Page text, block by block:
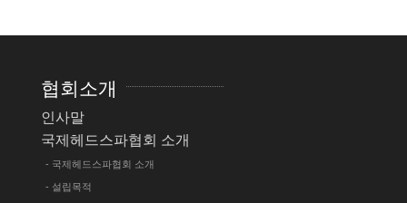
협회소개
인사말
국제헤드스파협회 소개
- 국제헤드스파협회 소개
- 설립목적